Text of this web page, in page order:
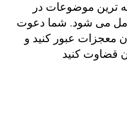
ترین موضوعات در
می شود. شما دعوت
معجزات عبور کنید و